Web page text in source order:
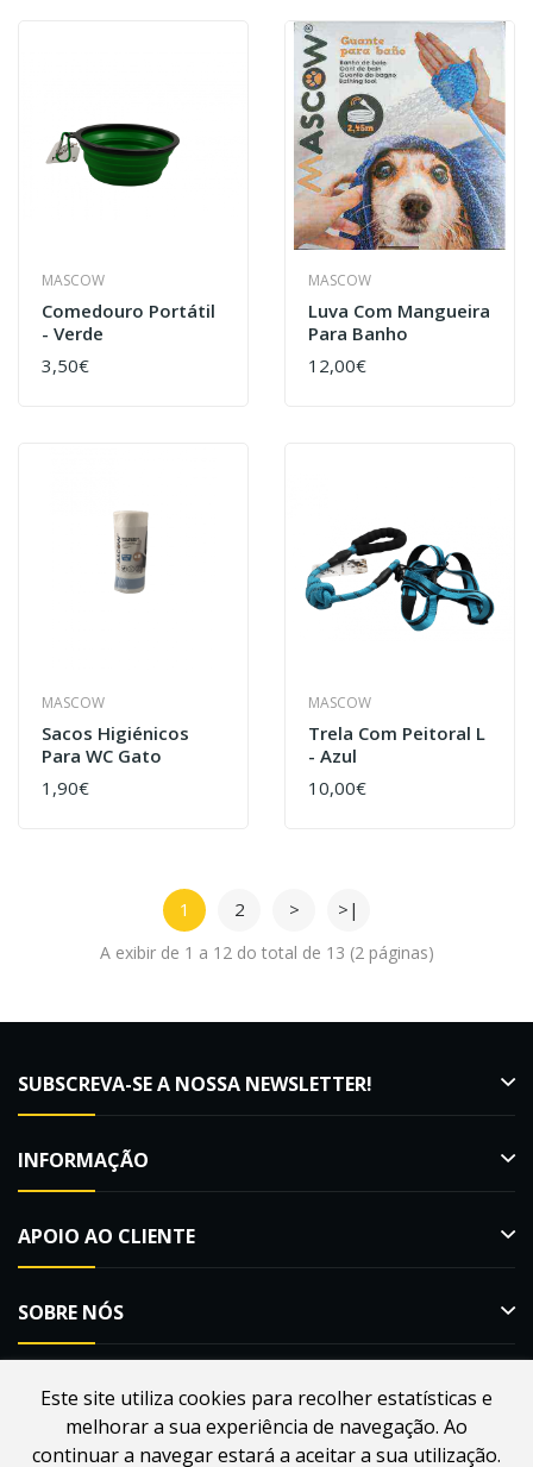
MASCOW
Comedouro Portátil
- Verde
3,50€
MASCOW
Luva Com Mangueira
Para Banho
12,00€
MASCOW
Sacos Higiénicos
Para WC Gato
1,90€
MASCOW
Trela Com Peitoral L
- Azul
10,00€
1 2 > >|
A exibir de 1 a 12 do total de 13 (2 páginas)
Este site utiliza cookies para recolher estatísticas e
melhorar a sua experiência de navegação. Ao
continuar a navegar estará a aceitar a sua utilização.
SUBSCREVA-SE A NOSSA NEWSLETTER!
INFORMAÇÃO
APOIO AO CLIENTE
SOBRE NÓS
Desenvolvido porWebdouro. Loja Online para Apicultores |
MacMel Apicultura © 2026